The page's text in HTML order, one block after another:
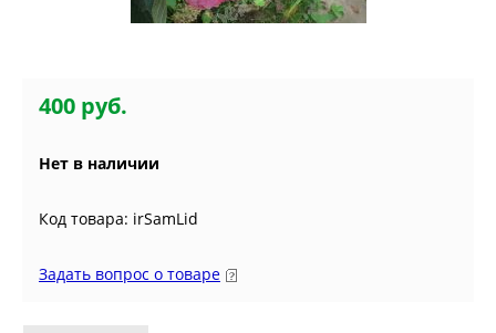
400 руб.
Нет в наличии
Код товара: irSamLid
Задать вопрос о товаре